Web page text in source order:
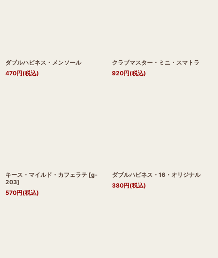
ダブルハピネス・メンソール
470円(税込)
クラブマスター・ミニ・スマトラ
920円(税込)
キース・マイルド・カフェラテ [g-
203]
570円(税込)
ダブルハピネス・16・オリジナル
380円(税込)